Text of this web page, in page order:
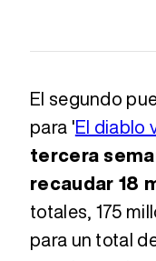
El segundo
para 'El diablo
tercera
recaudar 18
totales, 175
para un total